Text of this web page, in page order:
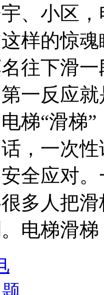
、小区
样的惊
往下滑
一反应
梯“滑梯
，一次
全应对
多人把
电梯滑